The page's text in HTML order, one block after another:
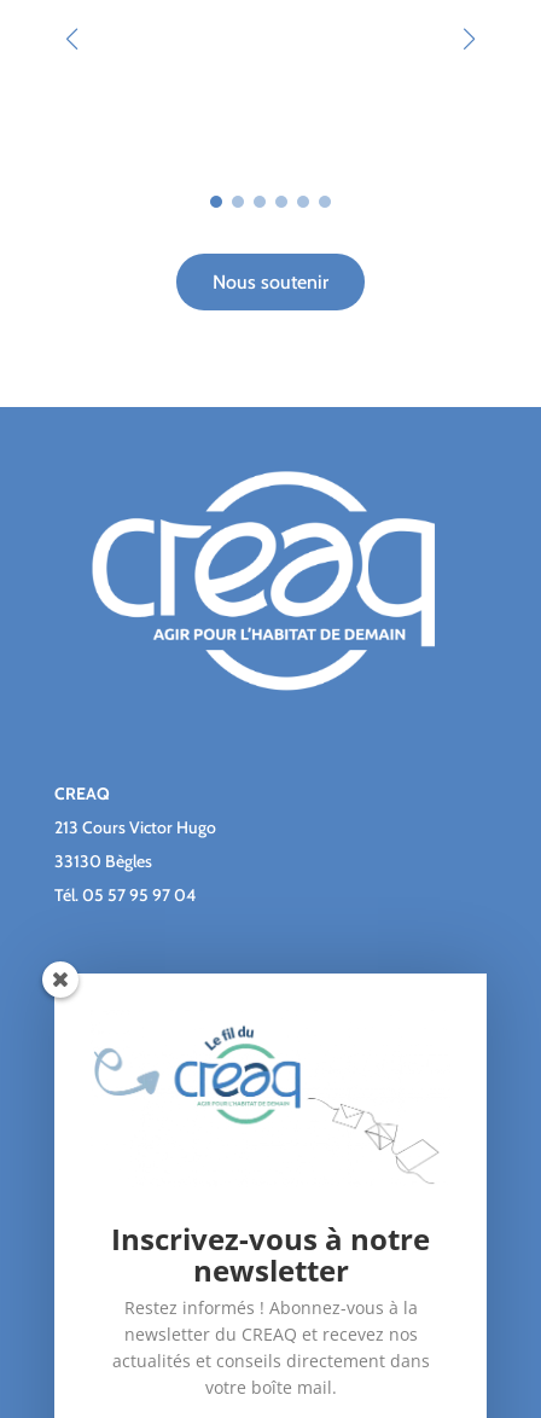
Nous soutenir
CREAQ
213 Cours Victor Hugo
33130 Bègles
Tél.05 57 95 97 04
Qui sommes-nous ?
Agenda
Santé dans le logement
Accompagnement des publics
Inscrivez-vous à notre
newsletter
Restez informés ! Abonnez-vous à la
newsletter du CREAQ et recevez nos
actualités et conseils directement dans
votre boîte mail.